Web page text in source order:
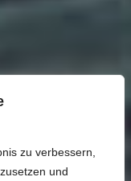
zu verbessern,
und